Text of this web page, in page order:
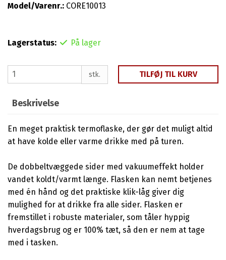
Model/Varenr.: CORE10013
Lagerstatus: På lager
stk. TILFØJ TIL KURV
Beskrivelse
En meget praktisk termoflaske, der gør det muligt altid
at have kolde eller varme drikke med på turen.
De dobbeltvæggede sider med vakuumeffekt holder
vandet koldt/varmt længe. Flasken kan nemt betjenes
med én hånd og det praktiske klik-låg giver dig
mulighed for at drikke fra alle sider. Flasken er
fremstillet i robuste materialer, som tåler hyppig
hverdagsbrug og er 100% tæt, så den er nem at tage
med i tasken.